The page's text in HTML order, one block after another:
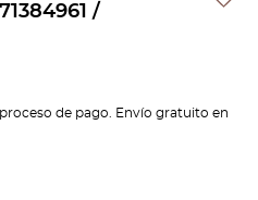
/
de pago. Envío gratuito en